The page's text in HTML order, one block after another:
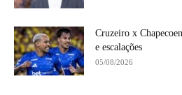
Cruzeiro x
e escalações
05/08/2026